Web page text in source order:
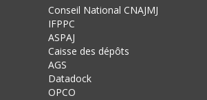
Conseil National CNAJMJ
IFPPC
ASPAJ
Caisse des dépôts
AGS
Datadock
OPCO